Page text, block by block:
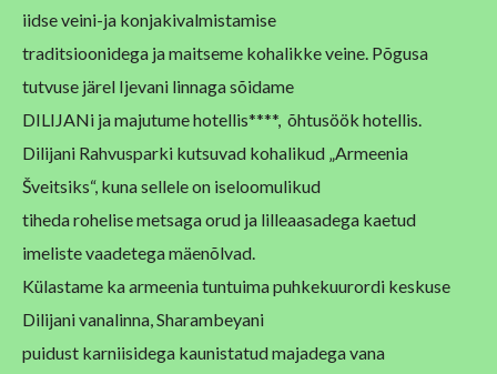
iidse veini-ja konjakivalmistamise
traditsioonidega ja maitseme kohalikke veine. Põgusa
tutvuse järel Ijevani linnaga sõidame
DILIJANi ja majutume hotellis****, õhtusöök hotellis.
Dilijani Rahvusparki kutsuvad kohalikud „Armeenia
Šveitsiks“, kuna sellele on iseloomulikud
tiheda rohelise metsaga orud ja lilleaasadega kaetud
imeliste vaadetega mäenõlvad.
Külastame ka armeenia tuntuima puhkekuurordi keskuse
Dilijani vanalinna, Sharambeyani
puidust karniisidega kaunistatud majadega vana